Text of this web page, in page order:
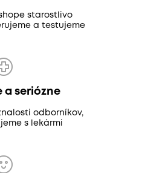
starostlivo
a testujeme
a seriózne
odborníkov,
s lekármi